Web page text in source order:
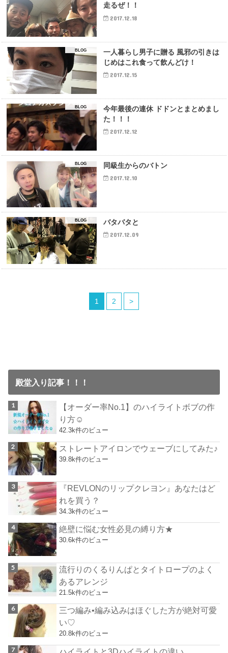
走るぜ！！
2017.12.18
BLOG
一人暮らし男子に贈る 風邪の引きは
じめはこれ食って飲んどけ！
2017.12.15
BLOG
今年最後の連休 ドドンとまとめまし
た！！！
2017.12.12
BLOG 同級生からのバトン
2017.12.10
BLOG バタバタと
2017.12.09
1 2 >
殿堂入り記事！！！
【オーダー率No.1】のハイライトボブの作
り方☺︎
42.3k件のビュー
ストレートアイロンでウェーブにしてみた♪
39.8k件のビュー
『REVLONのリップクレヨン』あなたはど
れを買う？
34.3k件のビュー
絶壁に悩む女性必見の縛り方★
30.6k件のビュー
流行りのくるりんぱとタイトロープのよく
あるアレンジ
21.5k件のビュー
三つ編み•編み込みはほぐした方が絶対可愛
い♡
20.8k件のビュー